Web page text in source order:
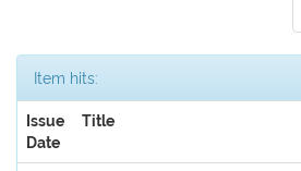
Item hits:
Issue
Date
Title